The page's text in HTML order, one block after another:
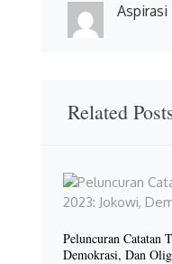
Aspirasi
Related
Peluncuran Catatan
Demokrasi, Dan